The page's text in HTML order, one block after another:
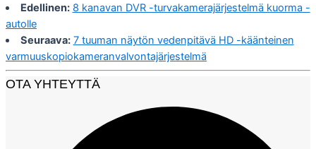
Edellinen: 8 kanavan DVR -turvakamerajärjestelmä kuorma -
autolle
Seuraava: 7 tuuman näytön vedenpitävä HD -käänteinen
varmuuskopiokameranvalvontajärjestelmä
OTA YHTEYTTÄ